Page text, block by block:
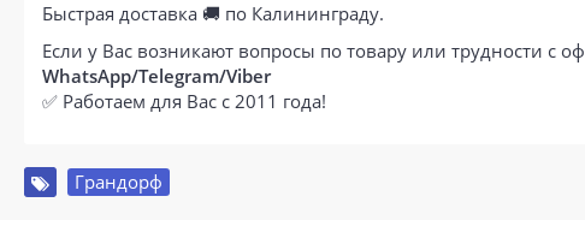
Быстрая доставка 🚚 по Калининграду.
Если у Вас возникают вопросы по товару или трудности с
WhatsApp/Telegram/Viber
✅ Работаем для Вас с 2011 года!
Грандорф